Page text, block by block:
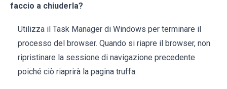
faccio a chiuderla?
Utilizza il Task Manager di Windows per terminare il
processo del browser. Quando si riapre il browser, non
ripristinare la sessione di navigazione precedente
poiché ciò riaprirà la pagina truffa.